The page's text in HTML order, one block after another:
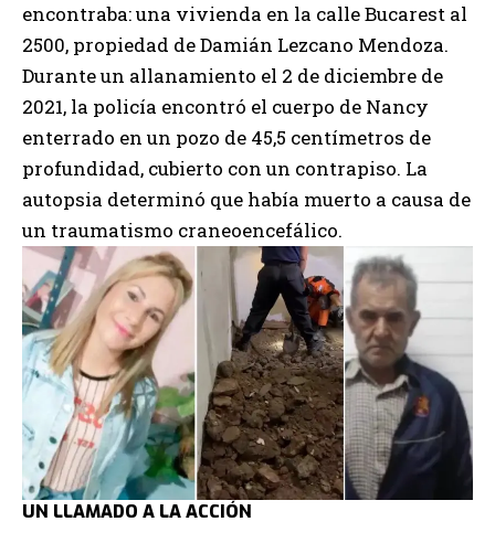
encontraba: una vivienda en la calle Bucarest al
2500, propiedad de Damián Lezcano Mendoza.
Durante un allanamiento el 2 de diciembre de
2021, la policía encontró el cuerpo de Nancy
enterrado en un pozo de 45,5 centímetros de
profundidad, cubierto con un contrapiso. La
autopsia determinó que había muerto a causa de
un traumatismo craneoencefálico.
UN LLAMADO A LA ACCIÓN